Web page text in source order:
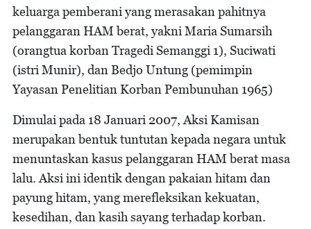
keluarga pemberani yang merasakan pahitnya
pelanggaran HAM berat, yakni Maria Sumarsih
(orangtua korban Tragedi Semanggi 1), Suciwati
(istri Munir), dan Bedjo Untung (pemimpin
Yayasan Penelitian Korban Pembunuhan 1965)
Dimulai pada 18 Januari 2007, Aksi Kamisan
merupakan bentuk tuntutan kepada negara untuk
menuntaskan kasus pelanggaran HAM berat masa
lalu. Aksi ini identik dengan pakaian hitam dan
payung hitam, yang merefleksikan kekuatan,
kesedihan, dan kasih sayang terhadap korban.